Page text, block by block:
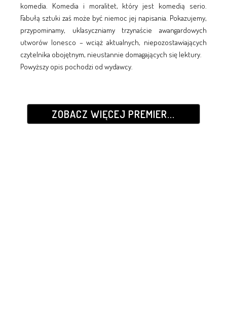
komedia. Komedia i moralitet, który jest komedią serio.
Fabułą sztuki zaś może być niemoc jej napisania. Pokazujemy,
przypominamy, uklasyczniamy trzynaście awangardowych
utworów Ionesco – wciąż aktualnych, niepozostawiających
czytelnika obojętnym, nieustannie domagających się lektury.
Powyższy opis pochodzi od wydawcy.
ZOBACZ WIĘCEJ PREMIER...